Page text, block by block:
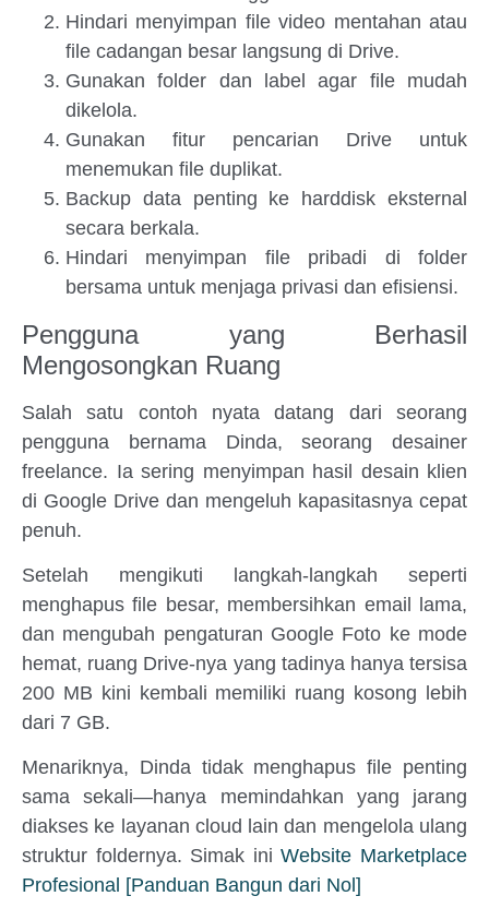
Hindari menyimpan file video mentahan atau
file cadangan besar langsung di Drive.
Gunakan folder dan label agar file mudah
dikelola.
Gunakan fitur pencarian Drive untuk
menemukan file duplikat.
Backup data penting ke harddisk eksternal
secara berkala.
Hindari menyimpan file pribadi di folder
bersama untuk menjaga privasi dan efisiensi.
Pengguna yang Berhasil
Mengosongkan Ruang
Salah satu contoh nyata datang dari seorang
pengguna bernama Dinda, seorang desainer
freelance. Ia sering menyimpan hasil desain klien
di Google Drive dan mengeluh kapasitasnya cepat
penuh.
Setelah mengikuti langkah-langkah seperti
menghapus file besar, membersihkan email lama,
dan mengubah pengaturan Google Foto ke mode
hemat, ruang Drive-nya yang tadinya hanya tersisa
200 MB kini kembali memiliki ruang kosong lebih
dari 7 GB.
Menariknya, Dinda tidak menghapus file penting
sama sekali—hanya memindahkan yang jarang
diakses ke layanan cloud lain dan mengelola ulang
struktur foldernya. Simak iniWebsite Marketplace
Profesional [Panduan Bangun dari Nol]